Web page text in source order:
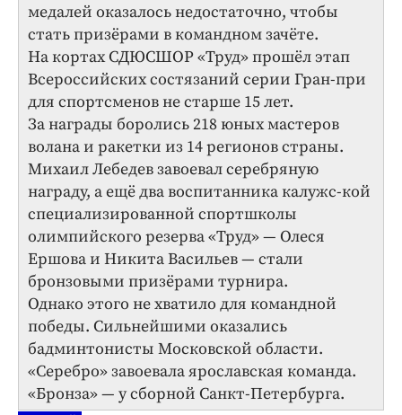
медалей оказалось недостаточно, чтобы
стать призёрами в командном зачёте.
На кортах СДЮСШОР «Труд» прошёл этап
Всероссийских состязаний серии Гран-при
для спортсменов не старше 15 лет.
За награды боролись 218 юных мастеров
волана и ракетки из 14 регионов страны.
Михаил Лебедев завоевал серебряную
награду, а ещё два воспитанника калужс-кой
специализированной спортшколы
олимпийского резерва «Труд» — Олеся
Ершова и Никита Васильев — стали
бронзовыми призёрами турнира.
Однако этого не хватило для командной
победы. Сильнейшими оказались
бадминтонисты Московской области.
«Серебро» завоевала ярославская команда.
«Бронза» — у сборной Санкт-Петербурга.